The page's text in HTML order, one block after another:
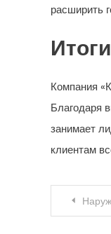
расширить
Итоги
Компания
Благодаря
занимает
клиентам